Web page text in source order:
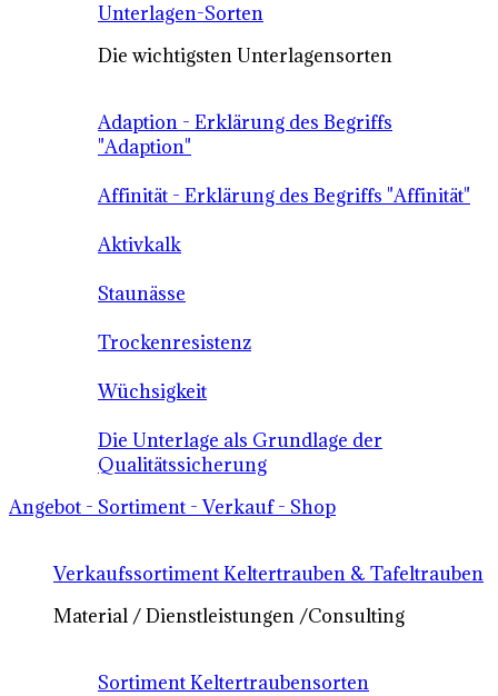
Unterlagen-Sorten
Die wichtigsten Unterlagensorten
Adaption - Erklärung des Begriffs
"Adaption"
Affinität - Erklärung des Begriffs "Affinität"
Aktivkalk
Staunässe
Trockenresistenz
Wüchsigkeit
Die Unterlage als Grundlage der
Qualitätssicherung
Angebot - Sortiment - Verkauf - Shop
Verkaufssortiment Keltertrauben & Tafeltrauben
Material / Dienstleistungen /Consulting
Sortiment Keltertraubensorten